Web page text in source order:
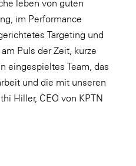
leben von guten
im Performance
Targeting und
Puls der Zeit, kurze
eingespieltes Team, das
und die mit unseren
Hiller, CEO von KPTN